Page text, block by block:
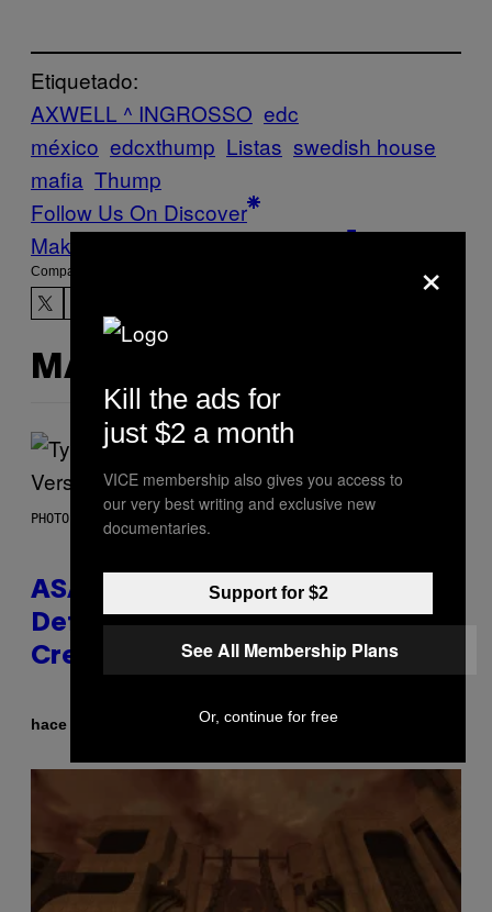
Etiquetado:
AXWELL ^ INGROSSO edc
méxico edcxthump Listas swedish house
mafia Thump
Follow Us On Discover
Make Us Preferred In Top Stories
Compartir:
MÁS DE LO MISMO
PHOTO BY MONICA SCHIPPER/GETTY IMAGES
ASAP Rocky Seemingly Gives
Definitive Answer on Tyler, The
Creator’s Sexuality
hace 1 hora Stephen Andrew Galiher
×
Kill the ads for
just $2 a month
VICE membership also gives you access to
our very best writing and exclusive new
documentaries.
Support for $2
See All Membership Plans
Or, continue for free